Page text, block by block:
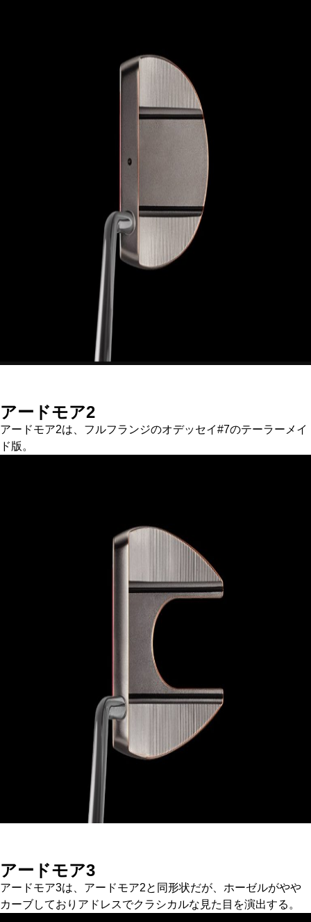
アードモア2
アードモア2は、フルフランジのオデッセイ#7のテーラーメイ
ド版。
アードモア3
アードモア3は、アードモア2と同形状だが、ホーゼルがやや
カーブしておりアドレスでクラシカルな見た目を演出する。